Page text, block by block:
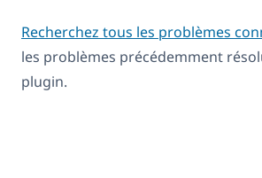
Recherchez tous les problèmes
les problèmes précédemment
plugin.